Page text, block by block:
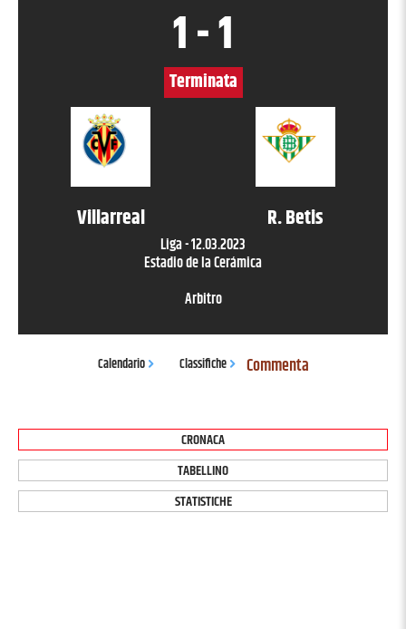
Villarreal R. Betis
1-1
Terminata
Liga-12.03.2023
Estadio de la Cerámica
Arbitro
Calendario Classifiche Commenta
CRONACA
TABELLINO
STATISTICHE